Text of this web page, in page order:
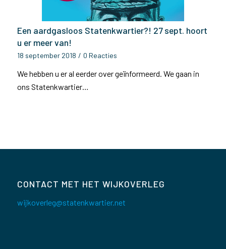
Een aardgasloos Statenkwartier?! 27 sept. hoort
u er meer van!
18 september 2018 / 0 Reacties
We hebben u er al eerder over geïnformeerd. We gaan in
ons Statenkwartier…
CONTACT MET HET WIJKOVERLEG
wijkoverleg@statenkwartier.net